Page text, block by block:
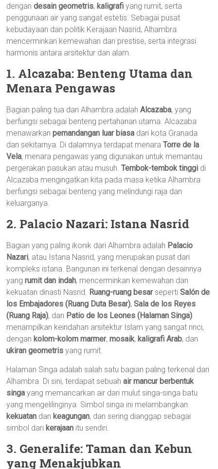
dengandesain geometris, kaligrafi yang rumit, serta
penggunaan air yang sangat estetis. Sebagai pusat
kebudayaan dan politik Kerajaan Nasrid, Alhambra
mencerminkan kemewahan dan prestise, serta integrasi
harmonis antara arsitektur dan alam.
1. Alcazaba: Benteng Utama dan
Menara Pengawas
Bagian paling tua dari Alhambra adalahAlcazaba, yang
berfungsi sebagai benteng pertahanan utama. Alcazaba
menawarkanpemandangan luar biasa dari kota Granada
dan sekitarnya. Di dalamnya terdapat menaraTorre de la
Vela, menara pengawas yang digunakan untuk memantau
pergerakan pasukan atau musuh.Tembok-tembok tinggi di
Alcazaba mengingatkan kita pada masa ketika Alhambra
berfungsi sebagai benteng yang melindungi raja dan
keluarganya.
2. Palacio Nazari: Istana Nasrid
Bagian yang paling ikonik dari Alhambra adalah Palacio
Nazari, atau Istana Nasrid, yang merupakan pusat dari
kompleks istana. Bangunan ini terkenal dengan desainnya
yangrumit dan indah, mencerminkan kemewahan dan
kekuatan dinasti Nasrid. Ruang-ruang besarsepertiSalón de
los Embajadores (Ruang Duta Besar),Sala de los Reyes
(Ruang Raja), dan Patio de los Leones (Halaman Singa)
menampilkan keindahan arsitektur Islam yang sangat rinci,
dengan kolom-kolom marmer,mosaik, kaligrafi Arab, dan
ukiran geometris yang rumit.
Halaman Singa adalah salah satu bagian paling terkenal dari
Alhambra. Di sini, terdapat sebuahair mancur berbentuk
singa yang memancarkan air dari mulut singa-singa batu
yang mengelilinginya. Simbol singa ini melambangkan
kekuatan dan keagungan, dan sering dianggap sebagai
simbol dari kerajaan itu sendiri.
3. Generalife: Taman dan Kebun
yang Menakjubkan